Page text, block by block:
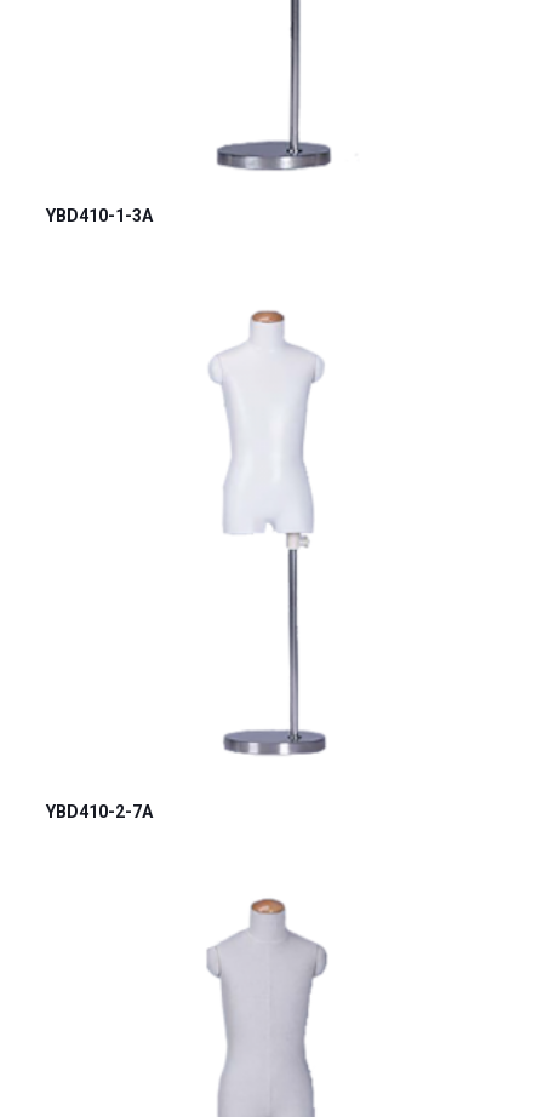
YBD410-1-3A
YBD410-2-7A